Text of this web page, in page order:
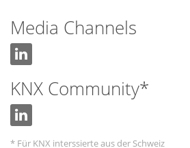
Media Channels
KNX Community*
* Für KNX interssierte aus der Schweiz